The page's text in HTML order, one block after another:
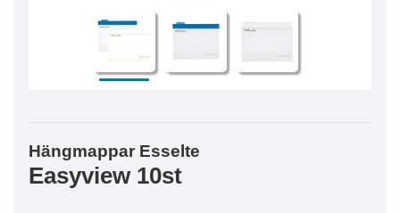
Hängmappar Esselte
Easyview 10st